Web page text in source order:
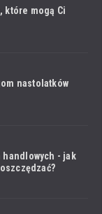
które mogą Ci
nastolatków
- jak